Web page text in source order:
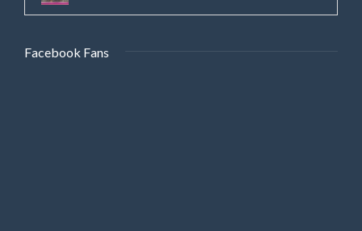
Facebook Fans